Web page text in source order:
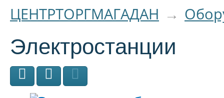
ЦЕНТРТОРГМАГАДАН →
Электростанции